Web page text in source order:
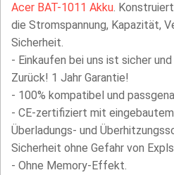
Acer BAT-1011 Akku.
die Stromspannung, Kapazität,
Sicherheit.
- Einkaufen bei uns ist sicher
Zurück! 1 Jahr Garantie!
- 100% kompatibel und
- CE-zertifiziert mit
Überladungs- und
Sicherheit ohne Gefahr von
- Ohne Memory-Effekt.